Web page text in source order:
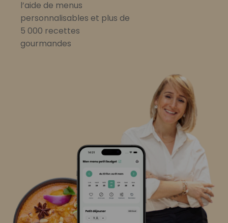
l’aide de menus
personnalisables et plus de
5 000 recettes
gourmandes